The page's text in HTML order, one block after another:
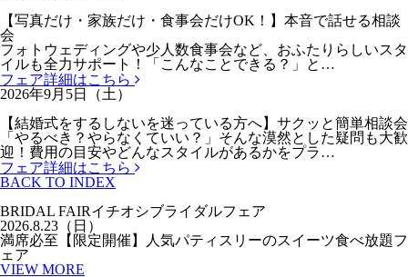
【写真だけ・家族だけ・食事会だけOK！】本音で話せる相談
会
フォトウェディングや少人数食事会など、おふたりらしいスタ
イルも全力サポート！「こんなことできる？」と…
フェア詳細はこちら
2026年9月5日（土）
【結婚式をするしないを迷っている方へ】サクッと簡単相談会
「やるべき？やらなくていい？」そんな漠然とした疑問も大歓
迎！費用の目安やどんなスタイルがあるかをプラ…
フェア詳細はこちら
BACK TO INDEX
BRIDAL FAIRイチオシブライダルフェア
2026.8.23（日）
満席必至【限定開催】人気パティスリーのスイーツ食べ放題フ
ェア
VIEW MORE